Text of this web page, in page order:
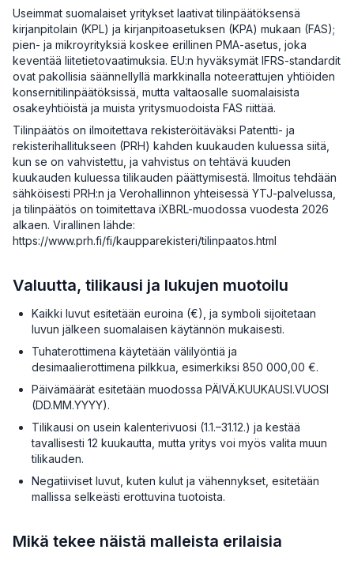
Useimmat suomalaiset yritykset laativat tilinpäätöksensä
kirjanpitolain (KPL) ja kirjanpitoasetuksen (KPA) mukaan (FAS);
pien- ja mikroyrityksiä koskee erillinen PMA-asetus, joka
keventää liitetietovaatimuksia. EU:n hyväksymät IFRS-standardit
ovat pakollisia säännellyllä markkinalla noteerattujen yhtiöiden
konsernitilinpäätöksissä, mutta valtaosalle suomalaisista
osakeyhtiöistä ja muista yritysmuodoista FAS riittää.
Tilinpäätös on ilmoitettava rekisteröitäväksi Patentti- ja
rekisterihallitukseen (PRH) kahden kuukauden kuluessa siitä,
kun se on vahvistettu, ja vahvistus on tehtävä kuuden
kuukauden kuluessa tilikauden päättymisestä. Ilmoitus tehdään
sähköisesti PRH:n ja Verohallinnon yhteisessä YTJ-palvelussa,
ja tilinpäätös on toimitettava iXBRL-muodossa vuodesta 2026
alkaen. Virallinen lähde:
https://www.prh.fi/fi/kaupparekisteri/tilinpaatos.html
Valuutta, tilikausi ja lukujen muotoilu
Kaikki luvut esitetään euroina (€), ja symboli sijoitetaan
luvun jälkeen suomalaisen käytännön mukaisesti.
Tuhaterottimena käytetään välilyöntiä ja
desimaalierottimena pilkkua, esimerkiksi 850 000,00 €.
Päivämäärät esitetään muodossa PÄIVÄ.KUUKAUSI.VUOSI
(DD.MM.YYYY).
Tilikausi on usein kalenterivuosi (1.1.–31.12.) ja kestää
tavallisesti 12 kuukautta, mutta yritys voi myös valita muun
tilikauden.
Negatiiviset luvut, kuten kulut ja vähennykset, esitetään
mallissa selkeästi erottuvina tuotoista.
Mikä tekee näistä malleista erilaisia